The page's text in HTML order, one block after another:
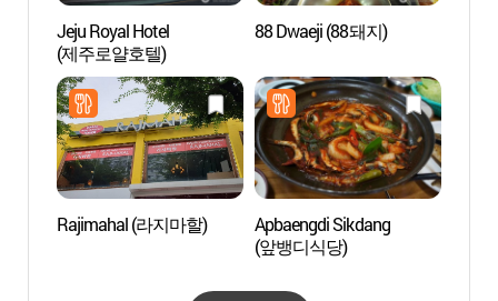
Jeju Royal Hotel
(제주로얄호텔)
88 Dwaeji (88돼지)
Rajimahal (라지마할)
Apbaengdi Sikdang
(앞뱅디식당)